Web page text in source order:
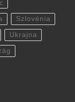
Szlovénia
Ukrajna